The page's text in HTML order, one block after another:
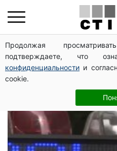
Продолжая
подтверждаете, что
конфиденциальности и
cookie.